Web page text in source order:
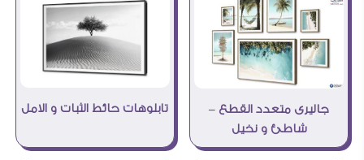
جاليرى متعدد القطع –
شاطئ و نخيل
تابلوهات حائط الثبات و الامل